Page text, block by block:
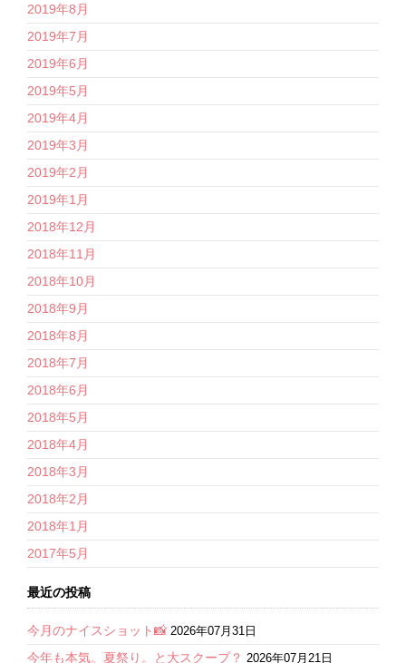
2019年8月
2019年7月
2019年6月
2019年5月
2019年4月
2019年3月
2019年2月
2019年1月
2018年12月
2018年11月
2018年10月
2018年9月
2018年8月
2018年7月
2018年6月
2018年5月
2018年4月
2018年3月
2018年2月
2018年1月
2017年5月
最近の投稿
今月のナイスショット📸 2026年07月31日
今年も本気。夏祭り。と大スクープ？ 2026年07月21日